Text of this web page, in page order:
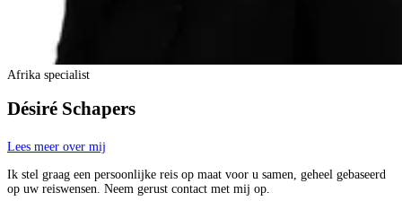
Afrika specialist
Désiré Schapers
Lees meer over mij
Ik stel graag een persoonlijke reis op maat voor u samen, geheel gebaseerd
op uw reiswensen. Neem gerust contact met mij op.